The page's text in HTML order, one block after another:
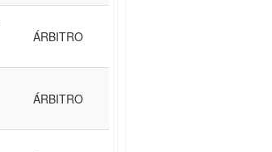
ÁRBITRO
ÁRBITRO